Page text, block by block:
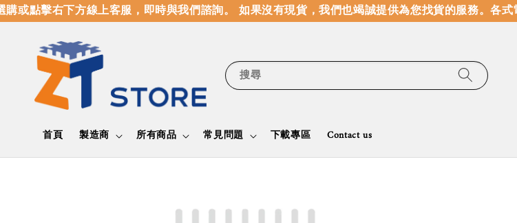
點擊右下方線上客服，即時與我們諮詢。 如果沒有現貨，我們也竭誠提供為您找貨的服務。各式電
搜尋
首頁 製造商 所有商品 常見問題 下載專區 Contact us